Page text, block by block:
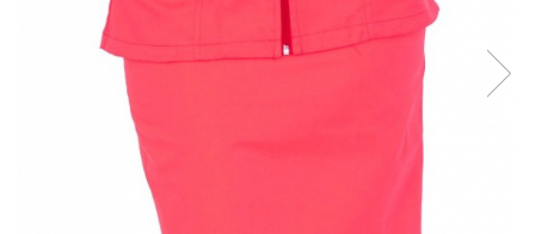
Halate medicale barbati
Halate medicale P2 cu
Halate medicale cu nasturi
Halate medicale cu fermoar
Halate medicale polar -